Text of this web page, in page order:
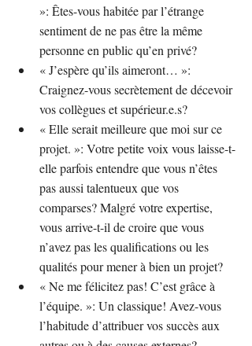
»: Êtes-vous habitée par l’étrange
sentiment de ne pas être la même
personne en public qu’en privé?
« J’espère qu’ils aimeront… »:
Craignez-vous secrètement de décevoir
vos collègues et supérieur.e.s?
« Elle serait meilleure que moi sur ce
projet. »: Votre petite voix vous laisse-t-
elle parfois entendre que vous n’êtes
pas aussi talentueux que vos
comparses? Malgré votre expertise,
vous arrive-t-il de croire que vous
n’avez pas les qualifications ou les
qualités pour mener à bien un projet?
« Ne me félicitez pas! C’est grâce à
l’équipe. »: Un classique! Avez-vous
l’habitude d’attribuer vos succès aux